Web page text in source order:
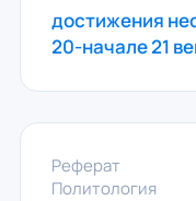
достижения
20-начале 21
Реферат
Политология